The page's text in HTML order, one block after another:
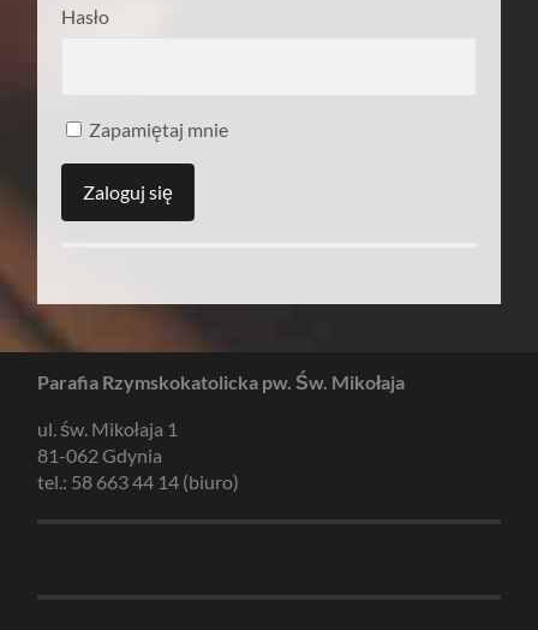
Hasło
Zapamiętaj mnie
Parafia Rzymskokatolicka pw. Św. Mikołaja
ul. św. Mikołaja 1
81-062 Gdynia
tel.: 58 663 44 14 (biuro)